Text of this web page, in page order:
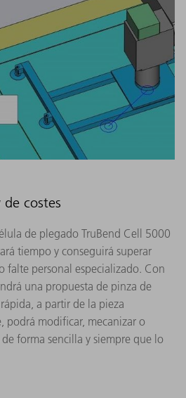
costes
de plegado TruBend Cell 5000
tiempo y conseguirá superar
falte personal especializado. Con
una propuesta de pinza de
a partir de la pieza
podrá modificar, mecanizar o
forma sencilla y siempre que lo